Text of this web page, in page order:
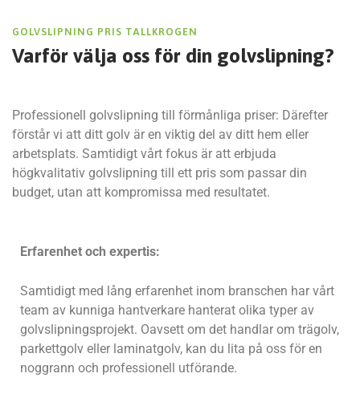
GOLVSLIPNING PRIS TALLKROGEN
Varför välja oss för din golvslipning?
Professionell golvslipning till förmånliga priser: Därefter
förstår vi att ditt golv är en viktig del av ditt hem eller
arbetsplats. Samtidigt vårt fokus är att erbjuda
högkvalitativ golvslipning till ett pris som passar din
budget, utan att kompromissa med resultatet.
Erfarenhet och expertis:
Samtidigt med lång erfarenhet inom branschen har vårt
team av kunniga hantverkare hanterat olika typer av
golvslipningsprojekt. Oavsett om det handlar om trägolv,
parkettgolv eller laminatgolv, kan du lita på oss för en
noggrann och professionell utförande.